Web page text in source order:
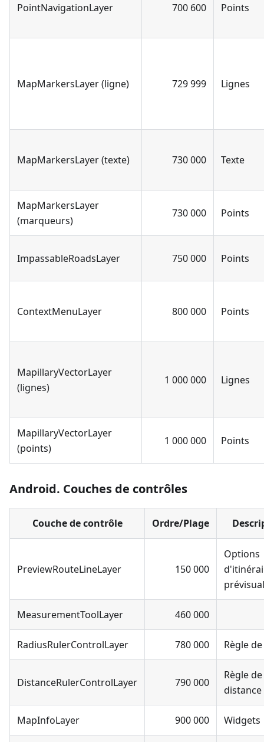
PointNavigationLayer 700 600 Points
MapMarkersLayer (ligne) 729 999 Lignes
MapMarkersLayer (texte) 730 000 Texte
MapMarkersLayer
(marqueurs)
730 000 Points
ImpassableRoadsLayer 750 000 Points
ContextMenuLayer 800 000 Points
MapillaryVectorLayer
(lignes)
1 000 000 Lignes
MapillaryVectorLayer
(points)
1 000 000 Points
Android. Couches de contrôles
Couche de contrôle Ordre/Plage
PreviewRouteLineLayer 150 000
Options
MeasurementToolLayer 460 000
RadiusRulerControlLayer 780 000 Règle
DistanceRulerControlLayer 790 000
Règle de
distance
MapInfoLayer 900 000 Widgets